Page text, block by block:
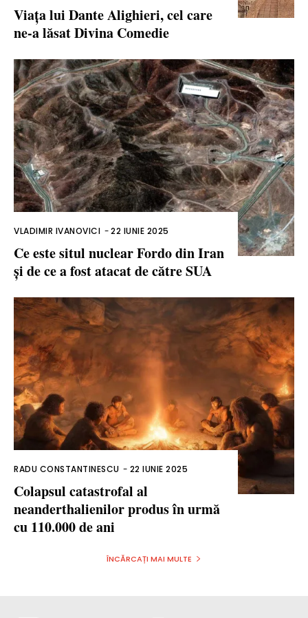
Viața lui Dante Alighieri, cel care
ne-a lăsat Divina Comedie
VLADIMIR IVANOVICI -22 IUNIE 2025
Ce este situl nuclear Fordo din Iran
și de ce a fost atacat de către SUA
RADU CONSTANTINESCU - 22 IUNIE 2025
Colapsul catastrofal al
neanderthalienilor produs în urmă
cu 110.000 de ani
ÎNCĂRCAȚI MAI MULTE